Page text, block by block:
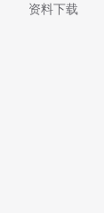
资料下载